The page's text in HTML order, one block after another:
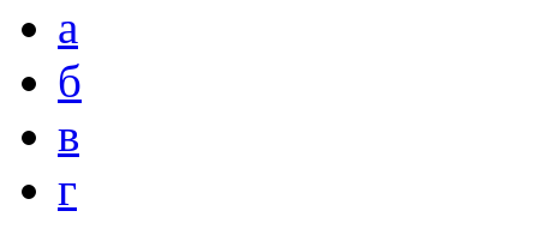
а
б
в
г